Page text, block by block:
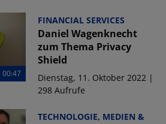
00:47
FINANCIAL SERVICES
Daniel Wagenknecht
zum Thema Privacy
Shield
Dienstag, 11. Oktober 2022 |
298 Aufrufe
TECHNOLOGIE, MEDIEN &